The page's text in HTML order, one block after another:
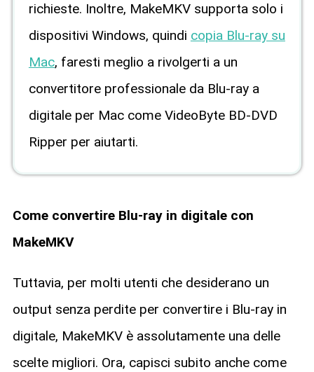
richieste. Inoltre, MakeMKV supporta solo i
dispositivi Windows, quindi copia Blu-ray su
Mac, faresti meglio a rivolgerti a un
convertitore professionale da Blu-ray a
digitale per Mac come VideoByte BD-DVD
Ripper per aiutarti.
Come convertire Blu-ray in digitale con
MakeMKV
Tuttavia, per molti utenti che desiderano un
output senza perdite per convertire i Blu-ray in
digitale, MakeMKV è assolutamente una delle
scelte migliori. Ora, capisci subito anche come